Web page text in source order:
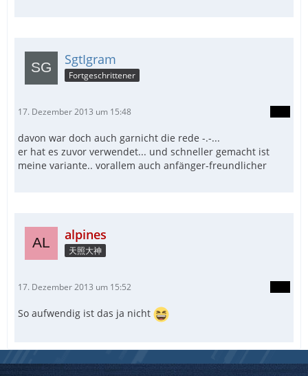
SgtIgram
Fortgeschrittener
17. Dezember 2013 um 15:48
davon war doch auch garnicht die rede -.-...
er hat es zuvor verwendet... und schneller gemacht ist
meine variante.. vorallem auch anfänger-freundlicher
alpines
天照大神
17. Dezember 2013 um 15:52
So aufwendig ist das ja nicht